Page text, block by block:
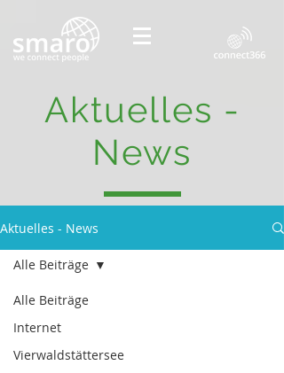
Aktuelles -
News
Aktuelles - News
Alle Beiträge
Internet
Vierwaldstättersee
Alle Beiträge